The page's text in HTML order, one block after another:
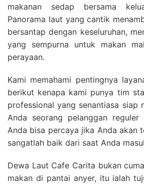
makanan sedap bersama
Panorama laut yang cantik
bersantap dengan keseluruhan,
yang sempurna untuk makan
perayaan.
Kami memahami pentingnya
berikut kenapa kami punya tim
professional yang senantiasa siap
Anda seorang pelanggan
Anda bisa percaya jika Anda akan
sangatlah baik dari saat Anda
Dewa Laut Cafe Carita bukan
makan di pantai anyer, itu ialah